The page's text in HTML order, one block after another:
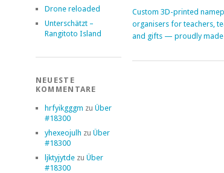
Drone reloaded
Unterschätzt –
Rangitoto Island
NEUESTE
KOMMENTARE
hrfyikgggm zu Über
#18300
yhexeojulh zu Über
#18300
ljktyjytdezu Über
#18300
Custom 3D-printed
organisers for teachers,
and gifts — proudly made